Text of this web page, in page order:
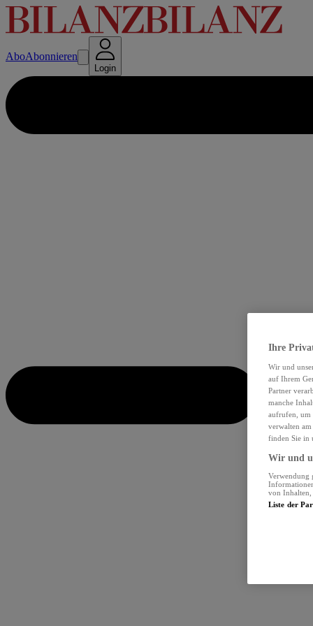
AboAbonnieren
Login
Ihre
Wir und
auf Ihrem
Partner
manche
aufrufen, um
verwalten
finden Sie in
Wir und
Verwendung
von Inhalten,
Liste der